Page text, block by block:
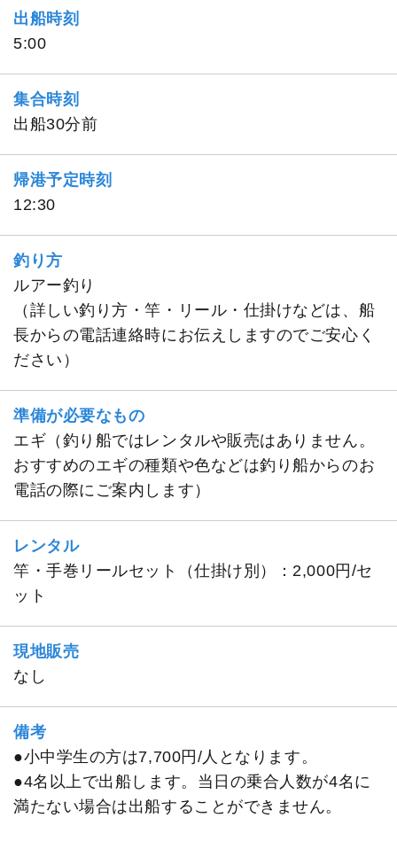
出船時刻
5:00
集合時刻
出船30分前
帰港予定時刻
12:30
釣り方
ルアー釣り
（詳しい釣り方・竿・リール・仕掛けなどは、船
長からの電話連絡時にお伝えしますのでご安心く
ださい）
準備が必要なもの
エギ（釣り船ではレンタルや販売はありません。
おすすめのエギの種類や色などは釣り船からのお
電話の際にご案内します）
レンタル
竿・手巻リールセット（仕掛け別）：2,000円/セ
ット
現地販売
なし
備考
●小中学生の方は7,700円/人となります。
●4名以上で出船します。当日の乗合人数が4名に
満たない場合は出船することができません。